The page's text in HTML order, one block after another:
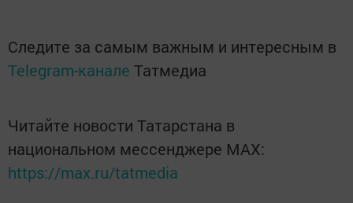
Следите за самым важным и интересным в
Telegram-канале Татмедиа
Читайте новости Татарстана в
национальном мессенджере MАХ:
https://max.ru/tatmedia